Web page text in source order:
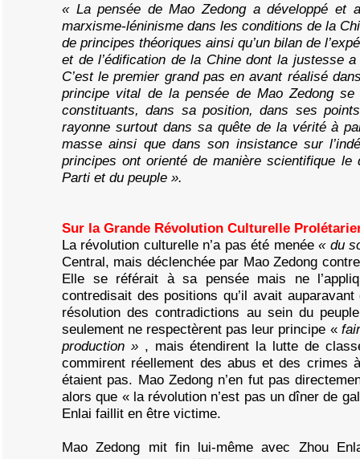
« La pensée de Mao Zedong a développé et
marxisme-léninisme dans les conditions de la
de principes théoriques ainsi qu’un bilan de
et de l’édification de la Chine dont la justesse
C’est le premier grand pas en avant réalisé
principe vital de la pensée de Mao Zedong
constituants, dans sa position, dans ses
rayonne surtout dans sa quête de la vérité à
masse ainsi que dans son insistance sur
principes ont orienté de manière scientifique le
Parti et du peuple ».
Sur la Grande Révolution Culturelle
La révolution culturelle n’a pas été menée« du
Central, mais déclenchée par Mao Zedong
Elle se référait à sa pensée mais ne
contredisait des positions qu’il avait
résolution des contradictions au sein du
seulement ne respectèrent pas leur principe «
production » , mais étendirent la lutte de
commirent réellement des abus et des crimes à
étaient pas. Mao Zedong n’en fut pas
alors que « la révolution n’est pas un dîner de
Enlai faillit en être victime.
Mao Zedong mit fin lui-même avec Zhou